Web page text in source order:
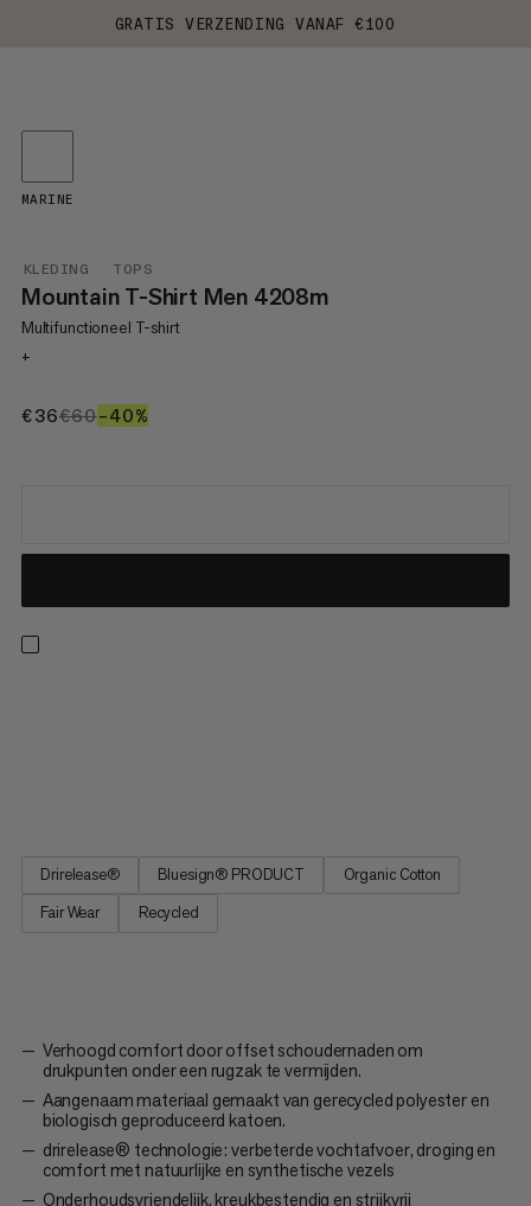
GRATIS VERZENDING VANAF €100
KLEDING TOPS
Mountain T-Shirt Men 4208m
Multifunctioneel T-shirt
+
€36€36
€60€60
–40%
MARINE
Drirelease® Bluesign® PRODUCT
Organic Cotton
Fair Wear
Recycled
Verhoogd comfort door offset schoudernaden om
drukpunten onder een rugzak te vermijden.
Aangenaam materiaal gemaakt van gerecycled polyester en
biologisch geproduceerd katoen.
drirelease® technologie: verbeterde vochtafvoer, droging en
comfort met natuurlijke en synthetische vezels
Onderhoudsvriendelijk, kreukbestendig en strijkvrij